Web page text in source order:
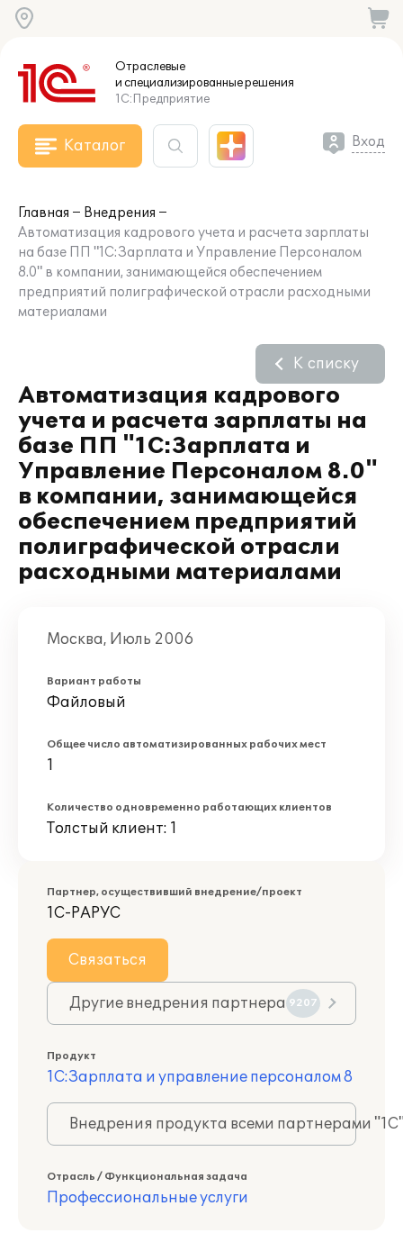
Отраслевые
и специализированныерешения
1С:Предприятие
Каталог Вход
Главная
Внедрения
Автоматизация кадрового учета и расчета зарплаты
на базе ПП "1С:Зарплата и Управление Персоналом
8.0" в компании, занимающейся обеспечением
предприятий полиграфической отрасли расходными
материалами
Автоматизация кадрового
учета и расчета зарплаты на
базе ПП "1С:Зарплата и
Управление Персоналом 8.0"
в компании, занимающейся
обеспечением предприятий
полиграфической отрасли
расходными материалами
К списку
Москва, Июль 2006
Вариант работы
Файловый
Общее число автоматизированных рабочих мест
1
Количество одновременно работающих клиентов
Толстый клиент: 1
Партнер, осуществивший внедрение/проект
1С-РАРУС
Связаться
Другие внедрения партнера 9207
Продукт
1С:Зарплата и управление персоналом 8
Внедрения продукта всеми партнерами
Отрасль / Функциональная задача
Профессиональные услуги